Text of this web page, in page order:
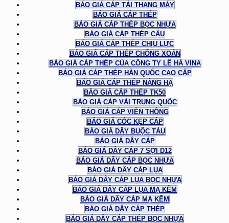
BÁO GIÁ CÁP TẢI THANG MÁY
BÁO GIÁ CÁP THÉP
BÁO GIÁ CÁP THÉP BỌC NHỰA
BÁO GIÁ CÁP THÉP CẨU
BÁO GIÁ CÁP THÉP CHỊU LỰC
BÁO GIÁ CÁP THÉP CHỐNG XOẮN
BÁO GIÁ CÁP THÉP CỦA CÔNG TY LÊ HÀ VINA
BÁO GIÁ CÁP THÉP HÀN QUỐC CAO CẤP
BÁO GIÁ CÁP THÉP NÂNG HẠ
BÁO GIÁ CÁP THÉP TK50
BÁO GIÁ CÁP VẢI TRUNG QUỐC
BÁO GIÁ CÁP VIỄN THÔNG
BÁO GIÁ CÓC KẸP CÁP
BÁO GIÁ DÂY BUỘC TÀU
BÁO GIÁ DÂY CÁP
BÁO GIÁ DÂY CÁP 7 SỢI D12
BÁO GIÁ DÂY CÁP BỌC NHỰA
BÁO GIÁ DÂY CÁP LỤA
BÁO GIÁ DÂY CÁP LỤA BỌC NHỰA
BÁO GIÁ DÂY CÁP LỤA MẠ KẼM
BÁO GIÁ DÂY CÁP MẠ KẼM
BÁO GIÁ DÂY CÁP THÉP
BÁO GIÁ DÂY CÁP THÉP BỌC NHỰA